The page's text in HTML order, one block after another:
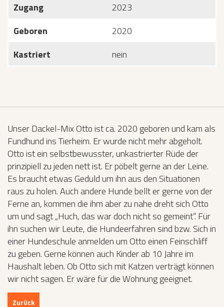
Zugang
2023
Geboren
2020
Kastriert
nein
Unser Dackel-Mix Otto ist ca. 2020 geboren und kam als
Fundhund ins Tierheim. Er wurde nicht mehr abgeholt.
Otto ist ein selbstbewusster, unkastrierter Rüde der
prinzipiell zu jeden nett ist. Er pöbelt gerne an der Leine.
Es braucht etwas Geduld um ihn aus den Situationen
raus zu holen. Auch andere Hunde bellt er gerne von der
Ferne an, kommen die ihm aber zu nahe dreht sich Otto
um und sagt „Huch, das war doch nicht so gemeint“. Für
ihn suchen wir Leute, die Hundeerfahren sind bzw. Sich in
einer Hundeschule anmelden um Otto einen Feinschliff
zu geben. Gerne können auch Kinder ab 10 Jahre im
Haushalt leben. Ob Otto sich mit Katzen verträgt können
wir nicht sagen. Er wäre für die Wohnung geeignet.
Zurück